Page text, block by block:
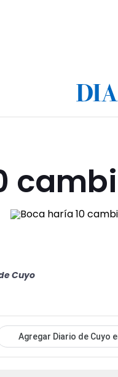
Cuyo
Agregar Diario de Cuyo